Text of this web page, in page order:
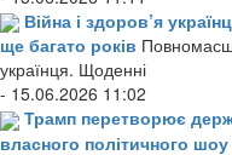
Війна і здоров’я
ще багато років
українця. Щоденні
- 15.06.2026 11:02
Трамп перетворює
власного політичного шоу